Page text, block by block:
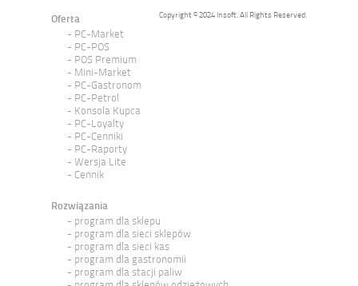
Copyright © 2024 Insoft. All Rights Reserved.
Oferta
PC-Market
PC-POS
POS Premium
Mini-Market
PC-Gastronom
PC-Petrol
Konsola Kupca
PC-Loyalty
PC-Cenniki
PC-Raporty
Wersja Lite
Cennik
Rozwiązania
program dla sklepu
program dla sieci sklepów
program dla sieci kas
program dla gastronomii
program dla stacji paliw